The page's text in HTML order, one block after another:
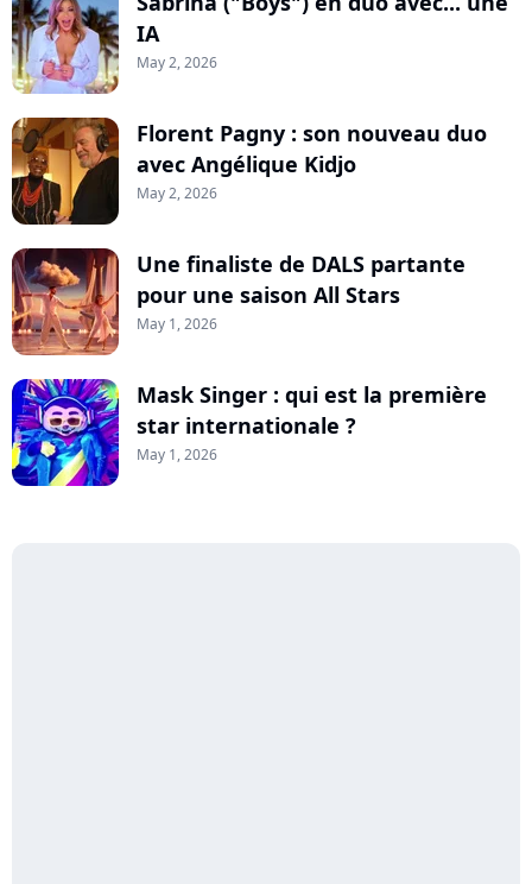
IA
May 2, 2026
Florent Pagny : son nouveau duo
avec Angélique Kidjo
May 2, 2026
Une finaliste de DALS partante
pour une saison All Stars
May 1, 2026
Mask Singer : qui est la première
star internationale ?
May 1, 2026